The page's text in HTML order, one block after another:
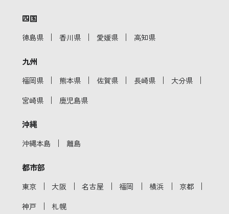
四国
徳島県 ｜ 香川県 ｜ 愛媛県 ｜ 高知県
九州
福岡県 ｜ 熊本県 ｜ 佐賀県 ｜ 長崎県 ｜ 大分県 ｜
宮崎県 ｜ 鹿児島県
沖縄
沖縄本島 ｜ 離島
都市部
東京 ｜ 大阪 ｜ 名古屋 ｜ 福岡 ｜ 横浜 ｜ 京都 ｜
神戸 ｜ 札幌